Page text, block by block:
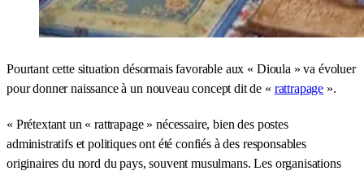
Pourtant cette situation désormais favorable aux « Dioula » va évoluer
pour donner naissance à un nouveau concept dit de « rattrapage ».
« Prétextant un « rattrapage » nécessaire, bien des postes
administratifs et politiques ont été confiés à des responsables
originaires du nord du pays, souvent musulmans. Les organisations